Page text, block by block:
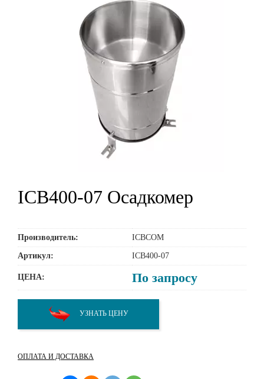
ICB400-07 Осадкомер
Производитель: ICBCOM
Артикул: ICB400-07
ЦЕНА: По запросу
УЗНАТЬ ЦЕНУ
ОПЛАТА И ДОСТАВКА